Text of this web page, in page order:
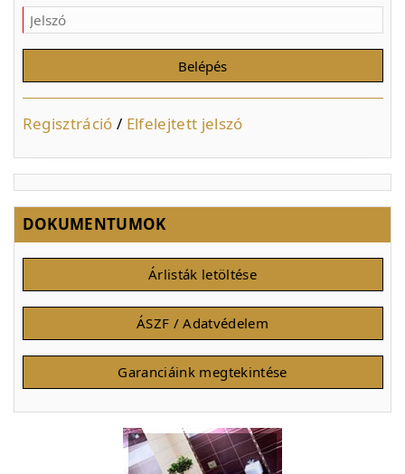
Regisztráció / Elfelejtett jelszó
DOKUMENTUMOK
Árlisták letöltése
ÁSZF / Adatvédelem
Garanciáink megtekintése